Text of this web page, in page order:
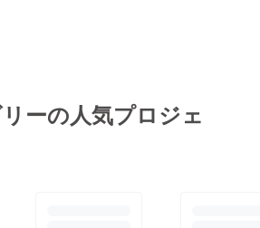
ーの人気プロジェ